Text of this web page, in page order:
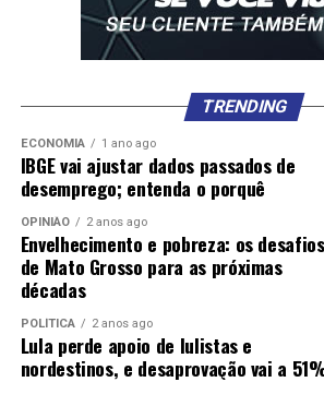
está foragido, supostamente
populosa comunidade no Rio.
eleitoral de Santa Quitéria
faccionado, durante uma reunião
mesários, com ameaça de ataque ao
servidores, caso a Justiça Eleitoral
decisões desfavoráveis aos
mensagens indicam que a facção
vantagens e drogas para garantir
TRENDING
ECONOMIA 1 ano ago
IBGE vai ajustar dados passados de
desemprego; entenda o porquê
OPINIÃO 2 anos ago
Envelhecimento e pobreza: os desafios
de Mato Grosso para as próximas
décadas
POLÍTICA 2 anos ago
Lula perde apoio de lulistas e
nordestinos, e desaprovação vai a